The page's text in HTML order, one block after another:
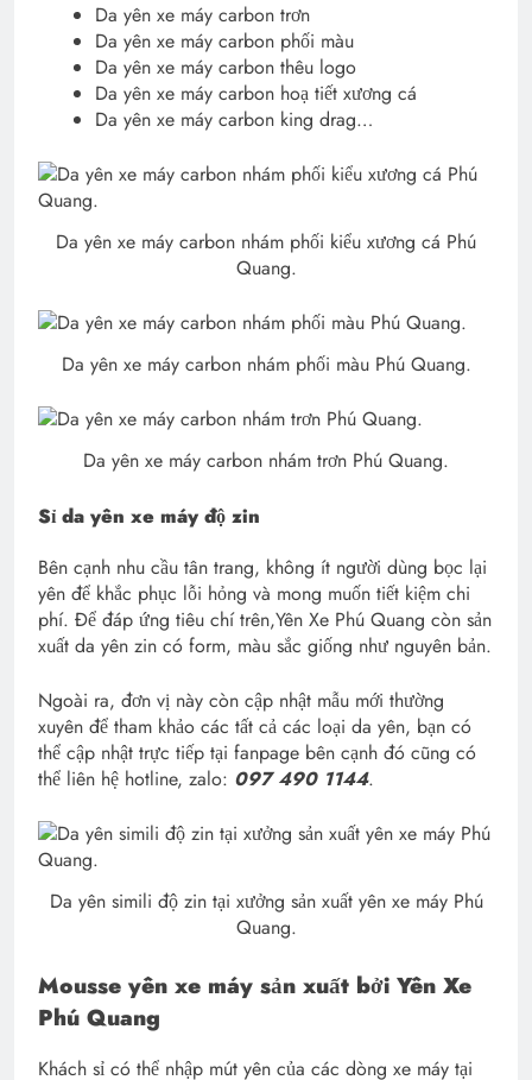
Da yên xe máy carbon trơn
Da yên xe máy carbon phối màu
Da yên xe máy carbon thêu logo
Da yên xe máy carbon hoạ tiết xương cá
Da yên xe máy carbon king drag…
Da yên xe máy carbon nhám phối kiểu xương cá Phú
Quang.
Da yên xe máy carbon nhám phối màu Phú Quang.
Da yên xe máy carbon nhám trơn Phú Quang.
Sỉ da yên xe máy độ zin
Bên cạnh nhu cầu tân trang, không ít người dùng bọc lại
yên để khắc phục lỗi hỏng và mong muốn tiết kiệm chi
phí. Để đáp ứng tiêu chí trên,Yên Xe Phú Quang còn sản
xuất da yên zin có form, màu sắc giống như nguyên bản.
Ngoài ra, đơn vị này còn cập nhật mẫu mới thường
xuyên để tham khảo các tất cả các loại da yên, bạn có
thể cập nhật trực tiếp tại fanpage bên cạnh đó cũng có
thể liên hệ hotline, zalo: 097 490 1144.
Da yên simili độ zin tại xưởng sản xuất yên xe máy Phú
Quang.
Mousse yên xe máy sản xuất bởi Yên Xe
Phú Quang
Khách sỉ có thể nhập mút yên của các dòng xe máy tại